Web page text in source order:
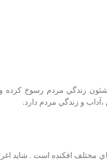
زندگي‌ مردم‌ رسوخ‌ كرده‌
و زندگي‌ مردم‌ دارد.
افكنده‌ است‌ . شايد